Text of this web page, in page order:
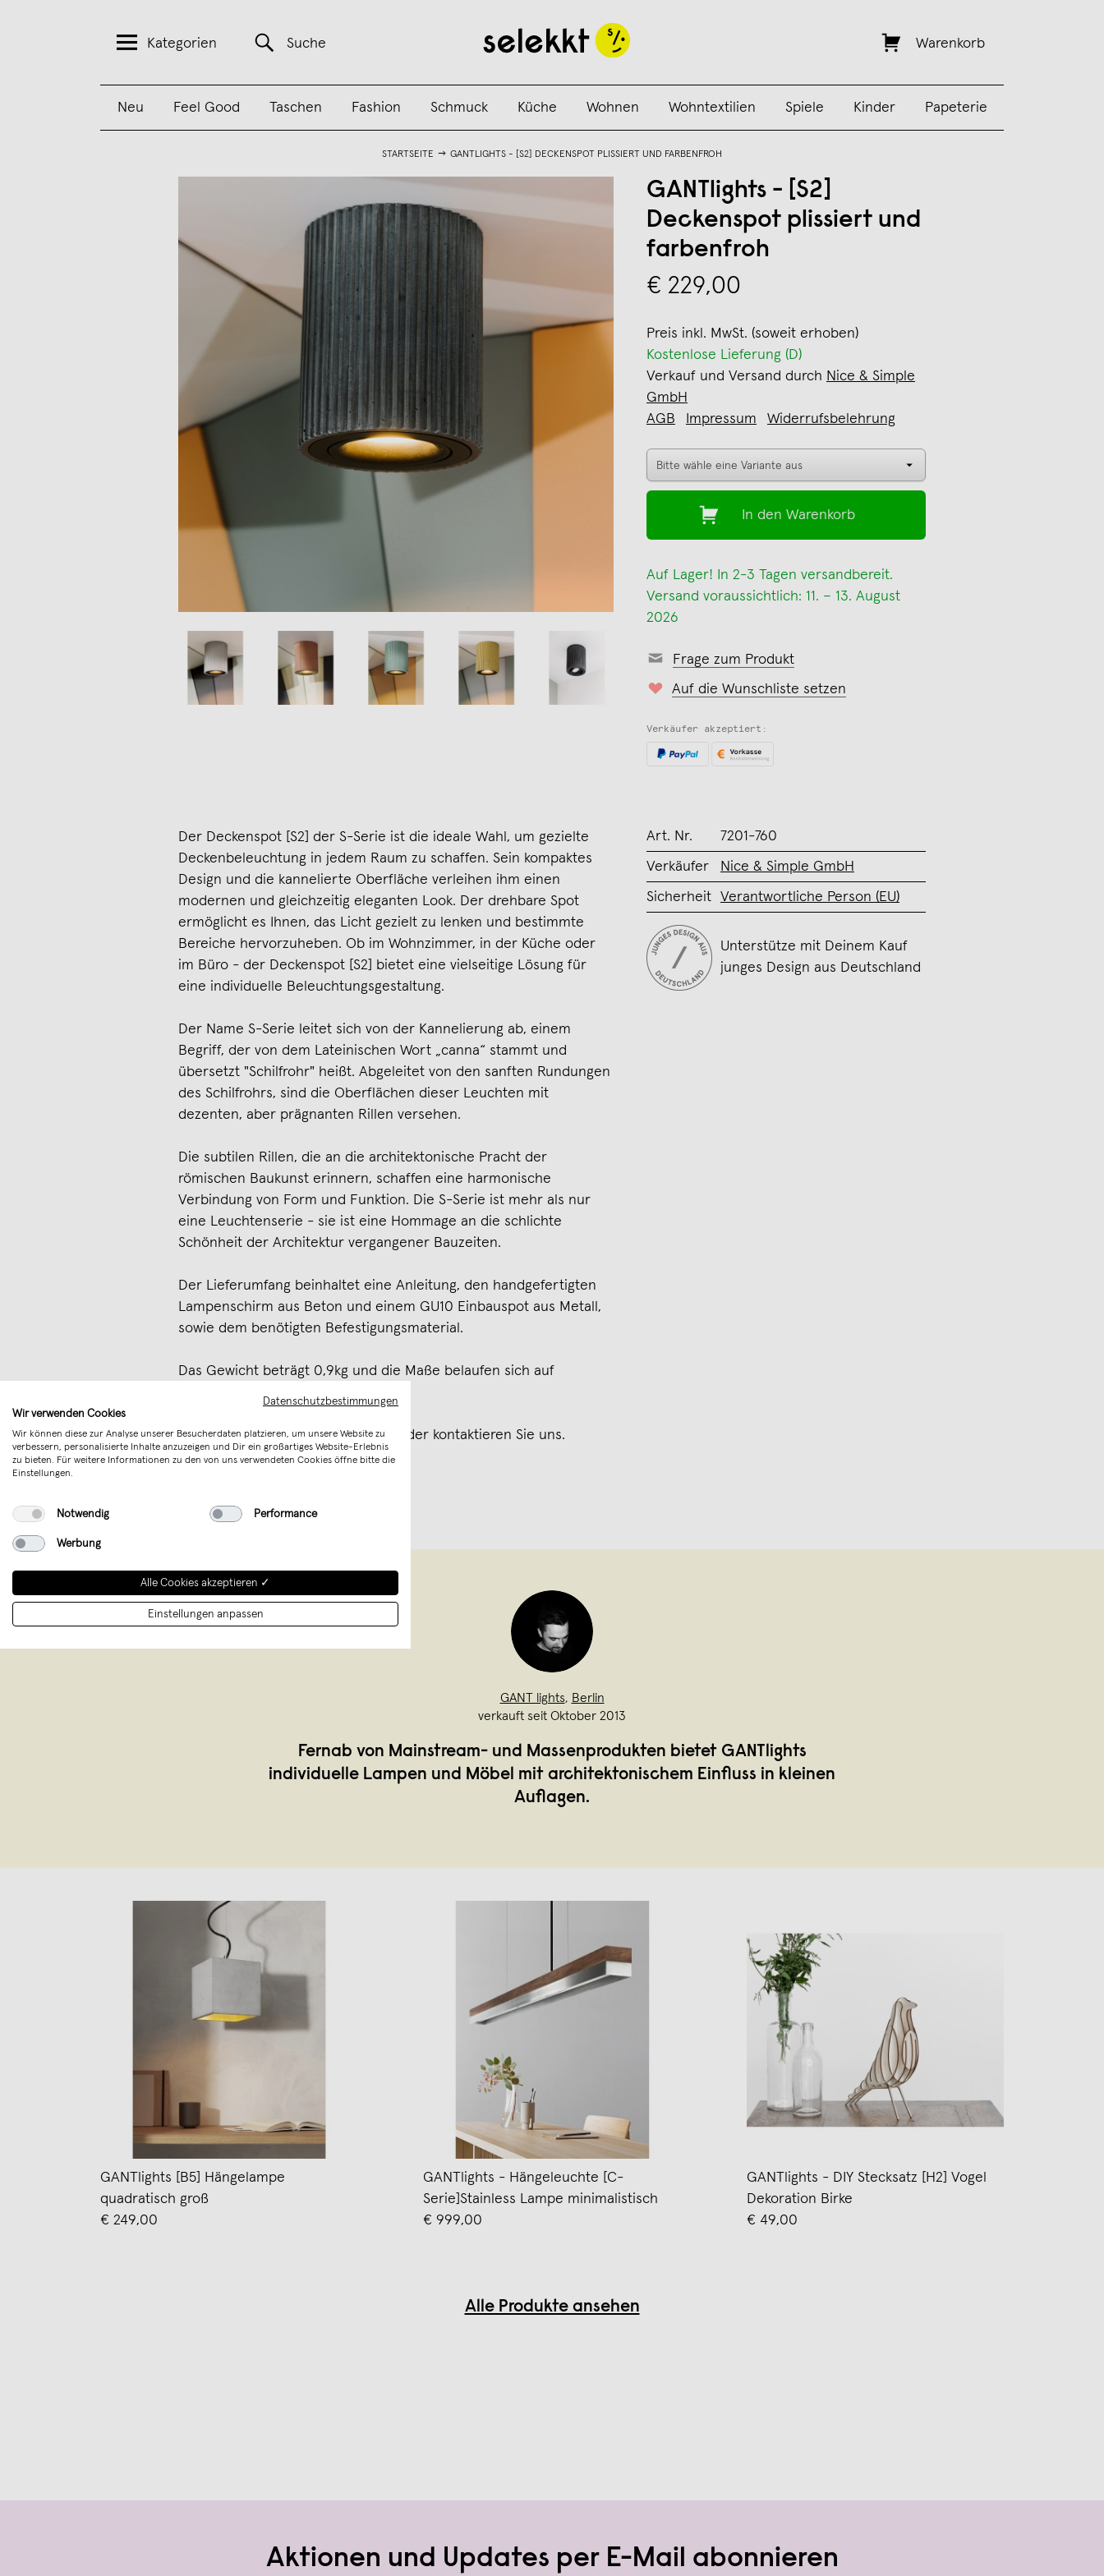
Kategorien Suche Warenkorb
Neu Feel Good Taschen Fashion Schmuck Küche Wohnen Wohntextilien Spiele Kinder Papeterie
STARTSEITE GANTLIGHTS - [S2] DECKENSPOT PLISSIERT UND FARBENFROH
GANTlights - [S2]
Deckenspot plissiert und
farbenfroh
€ 229,00
Preis inkl. MwSt. (soweit erhoben)
Kostenlose Lieferung (D)
Verkauf und Versand durch Nice & Simple
GmbH
AGB
Impressum Widerrufsbelehrung
In den Warenkorb
Auf Lager! In 2-3 Tagen versandbereit.
Versand voraussichtlich: 11. – 13. August
2026
Frage zum Produkt
Auf die Wunschliste setzen
Verkäufer akzeptiert:
Der Deckenspot [S2] der S-Serie ist die ideale Wahl, um gezielte
Deckenbeleuchtung in jedem Raum zu schaffen. Sein kompaktes
Design und die kannelierte Oberfläche verleihen ihm einen
modernen und gleichzeitig eleganten Look. Der drehbare Spot
ermöglicht es Ihnen, das Licht gezielt zu lenken und bestimmte
Bereiche hervorzuheben. Ob im Wohnzimmer, in der Küche oder
im Büro - der Deckenspot [S2] bietet eine vielseitige Lösung für
eine individuelle Beleuchtungsgestaltung.
Der Name S-Serie leitet sich von der Kannelierung ab, einem
Begriff, der von dem Lateinischen Wort „canna“ stammt und
übersetzt "Schilfrohr" heißt. Abgeleitet von den sanften Rundungen
des Schilfrohrs, sind die Oberflächen dieser Leuchten mit
dezenten, aber prägnanten Rillen versehen.
Die subtilen Rillen, die an die architektonische Pracht der
römischen Baukunst erinnern, schaffen eine harmonische
Verbindung von Form und Funktion. Die S-Serie ist mehr als nur
eine Leuchtenserie - sie ist eine Hommage an die schlichte
Schönheit der Architektur vergangener Bauzeiten.
Der Lieferumfang beinhaltet eine Anleitung, den handgefertigten
Lampenschirm aus Beton und einem GU10 Einbauspot aus Metall,
sowie dem benötigten Befestigungsmaterial.
Das Gewicht beträgt 0,9kg und die Maße belaufen sich auf
Bei Fragen sehen Sie in die FAQ's oder kontaktieren Sie uns.
Art. Nr. 7201-760
Verkäufer Nice & Simple GmbH
Sicherheit Verantwortliche Person (EU)
Unterstütze mit Deinem Kauf
junges Design aus Deutschland
GANT lights, Berlin
verkauft seit Oktober 2013
Fernab von Mainstream- und Massenprodukten bietet GANTlights
individuelle Lampen und Möbel mit architektonischem Einfluss in kleinen
Auflagen.
GANTlights [B5] Hängelampe
quadratisch groß
€ 249,00
GANTlights - Hängeleuchte [C-
Serie]Stainless Lampe minimalistisch
€ 999,00
GANTlights - DIY Stecksatz [H2] Vogel
Dekoration Birke
€ 49,00
Alle Produkte ansehen
Aktionen und Updates per E-Mail abonnieren
Datenschutzbestimmungen
Wir verwenden Cookies
Wir können diese zur Analyse unserer Besucherdaten platzieren, um unsere Website zu
verbessern, personalisierte Inhalte anzuzeigen und Dir ein großartiges Website-Erlebnis
zu bieten. Für weitere Informationen zu den von uns verwendeten Cookies öffne bitte die
Einstellungen.
Notwendig Performance
Werbung
Alle Cookies akzeptieren ✓
Einstellungen anpassen